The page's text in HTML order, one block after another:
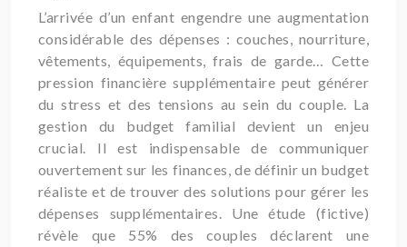
L’arrivée d’un enfant engendre une augmentation
considérable des dépenses : couches, nourriture,
vêtements, équipements, frais de garde… Cette
pression financière supplémentaire peut générer
du stress et des tensions au sein du couple. La
gestion du budget familial devient un enjeu
crucial. Il est indispensable de communiquer
ouvertement sur les finances, de définir un budget
réaliste et de trouver des solutions pour gérer les
dépenses supplémentaires. Une étude (fictive)
révèle que 55% des couples déclarent une